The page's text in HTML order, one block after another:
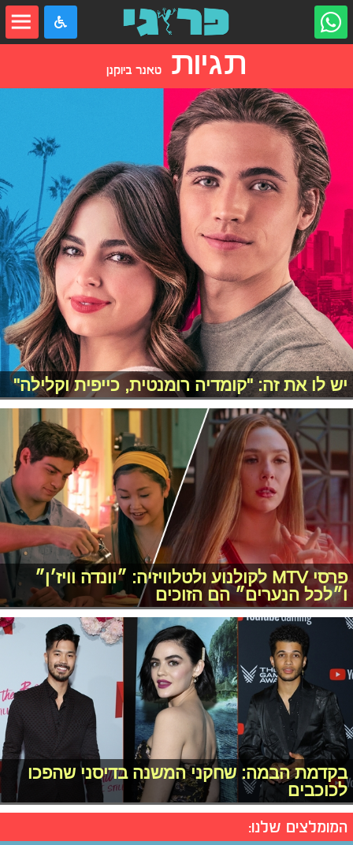
תגיות טאנר ביוקנן
יש לו את זה: "קומדיה רומנטית, כייפית וקלילה"
פרסי MTV לקולנוע ולטלוויזיה: ״וונדה וויז׳ן״
ו״לכל הנערים״ הם הזוכים
בקדמת הבמה: שחקני המשנה בדיסני שהפכו
לכוכבים
המומלצים שלנו: